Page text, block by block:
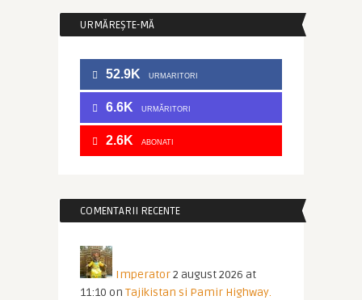
URMĂREȘTE-MĂ
52.9K URMARITORI
6.6K URMĂRITORI
2.6K ABONATI
COMENTARII RECENTE
Imperator2 august 2026 at
11:10 on Tajikistan si Pamir Highway.